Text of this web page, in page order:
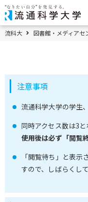
コ
ン
テ
ン
ツ
へパンくずメニュー
流科大 図書館・メディアセ
注意事項
流通科学大学の学生
同時アクセス数は3と
使用後は必ず「閲覧
「閲覧待ち」と表
すので、しばらくし